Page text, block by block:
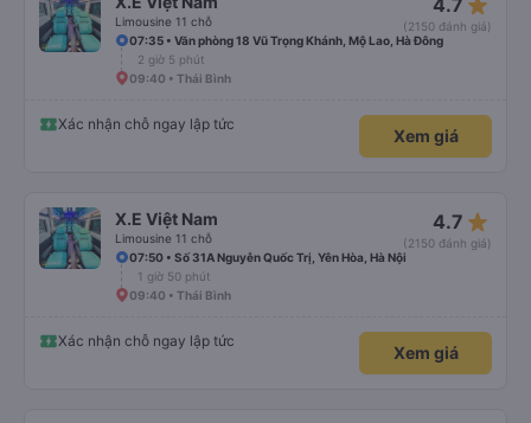
Limousine 11 chỗ
4.7
(2150 đánh giá)
07:35 • Văn phòng 18 Vũ Trọng Khánh, Mộ Lao, Hà Đông
2 giờ 5 phút
09:40 • Thái Bình
Xác nhận chỗ ngay lập tức
Xem giá
X.E Việt Nam
Limousine 11 chỗ
4.7 star_rate
(2150 đánh giá)
07:50 • Số 31A Nguyễn Quốc Trị, Yên Hòa, Hà Nội
1 giờ 50 phút
09:40 • Thái Bình
Xác nhận chỗ ngay lập tức
Xem giá